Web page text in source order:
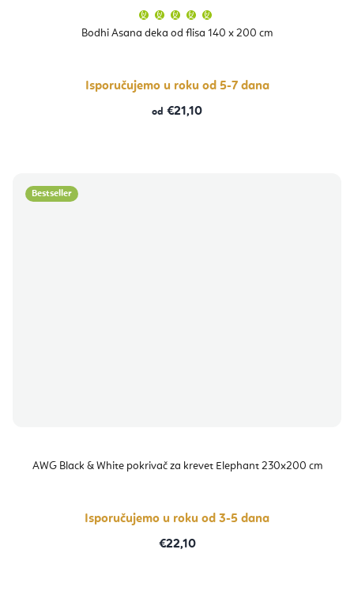
Bodhi Asana deka od flisa 140 x 200 cm
proizvoda
je
zvjezdica.
Isporučujemo u roku od 5-7 dana
od €21,10
Bestseller
AWG Black & White pokrivač za krevet Elephant 230x200 cm
Isporučujemo u roku od 3-5 dana
€22,10